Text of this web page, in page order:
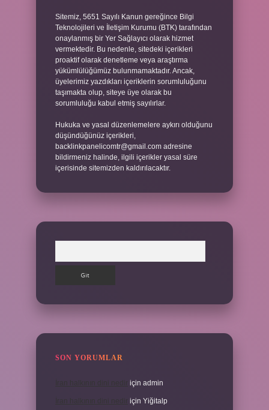
Sitemiz, 5651 Sayılı Kanun gereğince Bilgi
Teknolojileri ve İletişim Kurumu (BTK) tarafından
onaylanmış bir Yer Sağlayıcı olarak hizmet
vermektedir. Bu nedenle, sitedeki içerikleri
proaktif olarak denetleme veya araştırma
yükümlülüğümüz bulunmamaktadır. Ancak,
üyelerimiz yazdıkları içeriklerin sorumluluğunu
taşımakta olup, siteye üye olarak bu
sorumluluğu kabul etmiş sayılırlar.
Hukuka ve yasal düzenlemelere aykırı olduğunu
düşündüğünüz içerikleri,
backlinkpanelicomtr@gmail.com adresine
bildirmeniz halinde, ilgili içerikler yasal süre
içerisinde sitemizden kaldırılacaktır.
SON YORUMLAR
için admin
için Yiğitalp